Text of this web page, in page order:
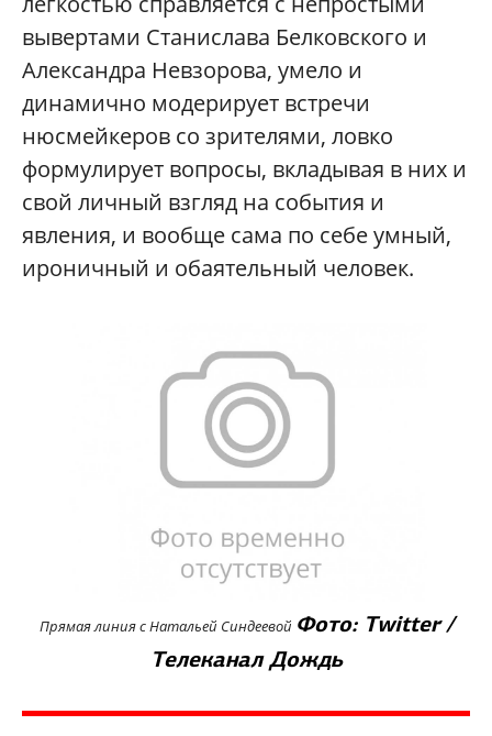
вывертами Станислава Белковского и
Александра Невзорова, умело и
динамично модерирует встречи
нюсмейкеров со зрителями, ловко
формулирует вопросы, вкладывая в них и
свой личный взгляд на события и
явления, и вообще сама по себе умный,
ироничный и обаятельный человек.
Прямая линия с Натальей Синдеевой Фото: Twitter /
Телеканал Дождь